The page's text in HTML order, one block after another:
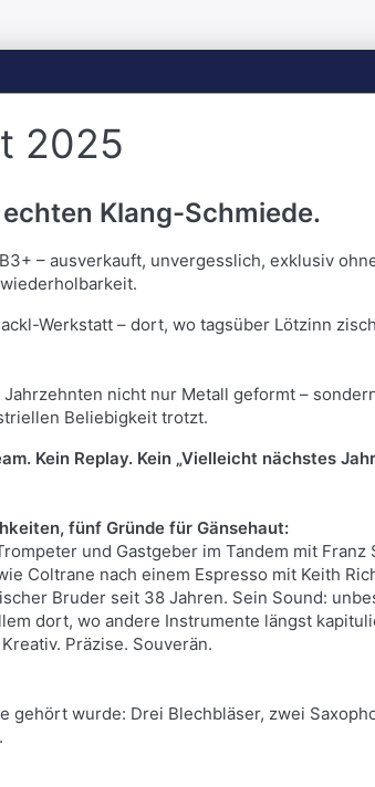
2025
Klang-Schmiede.
– ausverkauft, unvergesslich, exklusiv
Werkstatt – dort, wo tagsüber Lötzinn
nicht nur Metall geformt –
Beliebigkeit trotzt.
Kein Replay. Kein „Vielleicht nächstes
fünf Gründe für Gänsehaut:
und Gastgeber im Tandem mit Franz
Coltrane nach einem Espresso mit Keith
Bruder seit 38 Jahren. Sein Sound:
dort, wo andere Instrumente längst
Präzise. Souverän.
gehört wurde: Drei Blechbläser, zwei